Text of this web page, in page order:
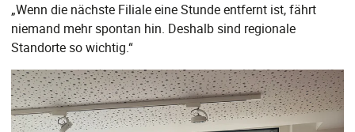
„Wenn die nächste Filiale eine Stunde entfernt ist, fährt
niemand mehr spontan hin. Deshalb sind regionale
Standorte so wichtig.“